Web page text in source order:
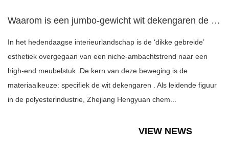
Waarom is een jumbo-gewicht wit dekengaren de perfecte keuze...
In het hedendaagse interieurlandschap is de ‘dikke gebreide’
esthetiek overgegaan van een niche-ambachtstrend naar een
high-end meubelstuk. De kern van deze beweging is de
materiaalkeuze: specifiek de wit dekengaren . Als leidende figuur
in de polyesterindustrie, Zhejiang Hengyuan chem...
VIEW NEWS